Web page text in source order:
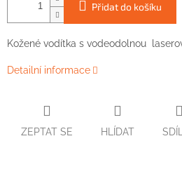
Přidat do košíku
Kožené vodítka s vodeodolnou
Detailní informace
ZEPTAT SE HLÍDAT